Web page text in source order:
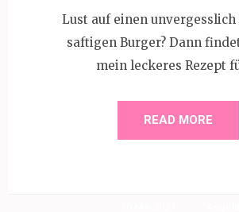
Lust auf einen
saftigen Burger? Dann
mein leckeres Rezept
READ MORE